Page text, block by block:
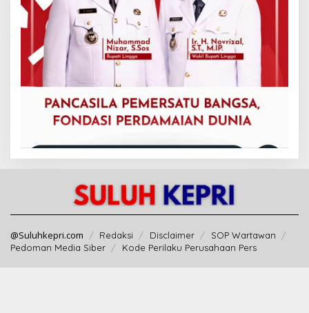
@Suluhkepri.com Redaksi Disclaimer
SOP Wartawan
Pedoman Media Siber
Kode Perilaku Perusahaan Pers